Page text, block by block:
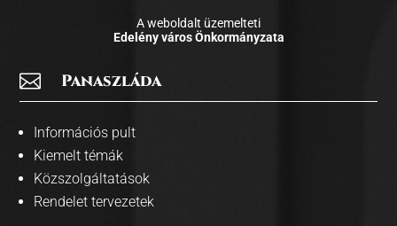
A weboldalt üzemelteti
Edelény város Önkormányzata
 Panaszláda
Információs pult
Kiemelt témák
Közszolgáltatások
Rendelet tervezetek